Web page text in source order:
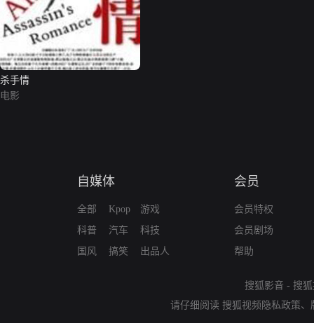
杀手情
电影
自媒体
全部
科普
国风
Kpop
汽车
搞笑
游戏
科技
出品人
会员
会员特权
会员剧场
帮助
搜狐影音 - 搜
请仔细阅读 搜狐视频隐私政策、